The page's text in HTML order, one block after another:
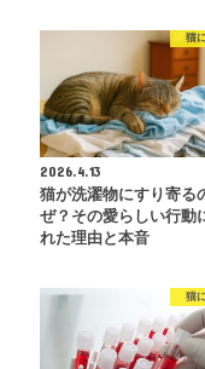
猫
2026.4.13
猫が洗濯物にすり寄る
ぜ？その愛らしい行動
れた理由と本音
猫